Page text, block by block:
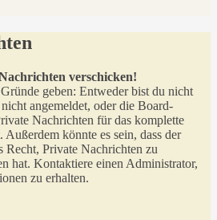
verschicken!
geben: Entweder bist du nicht
angemeldet, oder die Board-
Nachrichten für das komplette
Außerdem könnte es sein, dass der
Recht, Private Nachrichten zu
hat. Kontaktiere einen Administrator,
zu erhalten.